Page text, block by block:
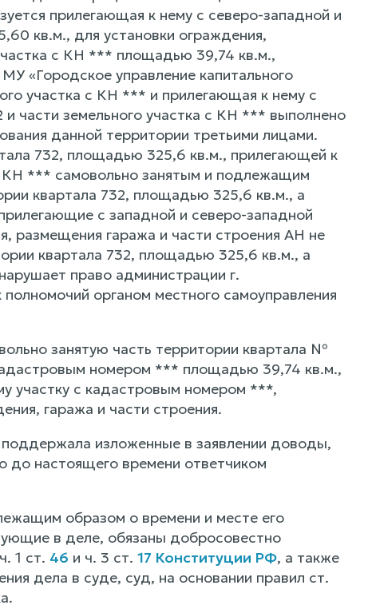
прилегающая к нему с северо-западной и
кв.м., для установки ограждения,
с КН *** площадью 39,74 кв.м.,
«Городское управление капитального
участка с КН *** и прилегающая к нему с
части земельного участка с КН *** выполнено
данной территории третьими лицами.
732, площадью 325,6 кв.м., прилегающей к
КН *** самовольно занятым и подлежащим
квартала 732, площадью 325,6 кв.м., а
с западной и северо-западной
размещения гаража и части строения АН не
квартала 732, площадью 325,6 кв.м., а
право администрации г.
органом местного самоуправления
занятую часть территории квартала №
номером *** площадью 39,74 кв.м.,
участку с кадастровым номером ***,
гаража и части строения.
изложенные в заявлении доводы,
до настоящего времени ответчиком
образом о времени и месте его
в деле, обязаны добросовестно
1 ст. 46 и ч. 3 ст. 17 Конституции РФ, а также
дела в суде, суд, на основании правил ст.